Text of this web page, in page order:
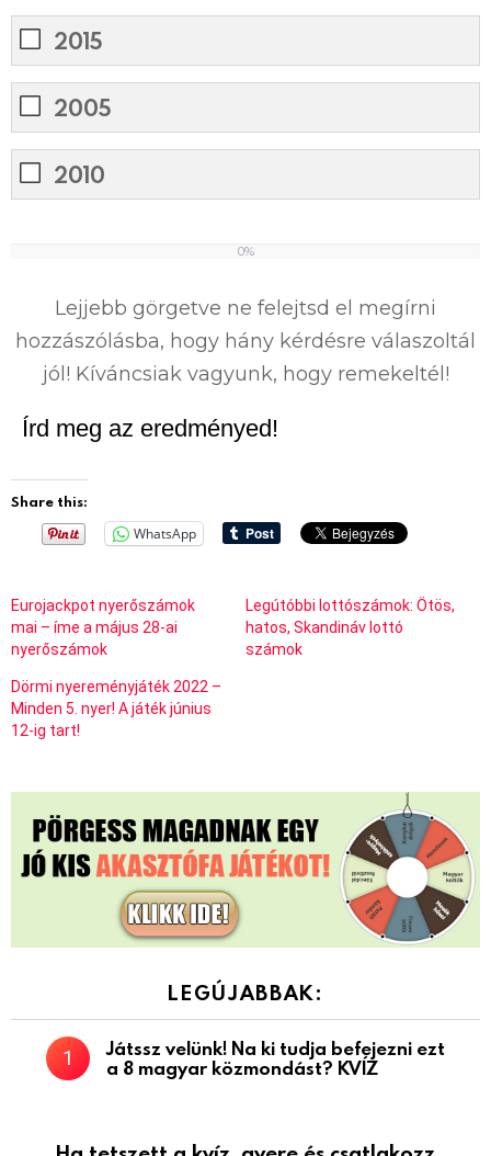
2015
2005
2010
0%
Lejjebb görgetve ne felejtsd el megírni
hozzászólásba, hogy hány kérdésre válaszoltál
jól! Kíváncsiak vagyunk, hogy remekeltél!
Írd meg az eredményed!
Share this:
WhatsApp
Eurojackpot nyerőszámok
mai – íme a május 28-ai
nyerőszámok
Legútóbbi lottószámok: Ötös,
hatos, Skandináv lottó
számok
Dörmi nyereményjáték 2022 –
Minden 5. nyer! A játék június
12-ig tart!
LEGÚJABBAK:
Játssz velünk! Na ki tudja befejezni ezt
a 8 magyar közmondást? KVÍZ